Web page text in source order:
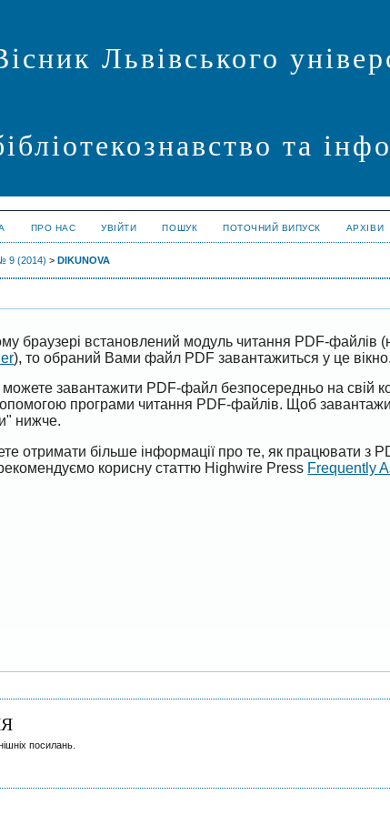
Львівського
та
ПРО НАС УВІЙТИ ПОШУК ПОТОЧНИЙ ВИПУСК АРХІВИ
9 (2014) >DIKUNOVA
браузері встановлений модуль читання PDF-файлів
), то обраний Вами файл PDF завантажиться у це вікно.
можете завантажити PDF-файл безпосередньо на свій
програми читання PDF-файлів. Щоб
нижче.
отримати більше інформації про те, як працювати з
рекомендуємо корисну статтю Highwire Press Frequently
посилань.